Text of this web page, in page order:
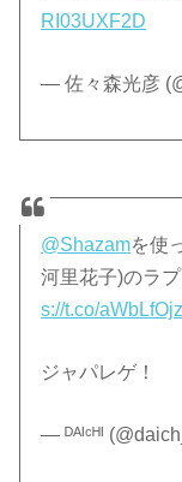
RI03UXF2D
— 佐々森光彦
@Shazamを使
河里花子)のラ
s://t.co/
ジャパレゲ！
— ᴰᴬᴵᶜᴴᴵ